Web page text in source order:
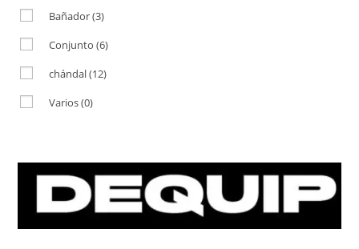
Bañador(3)
Conjunto (6)
chándal(12)
Varios(0)